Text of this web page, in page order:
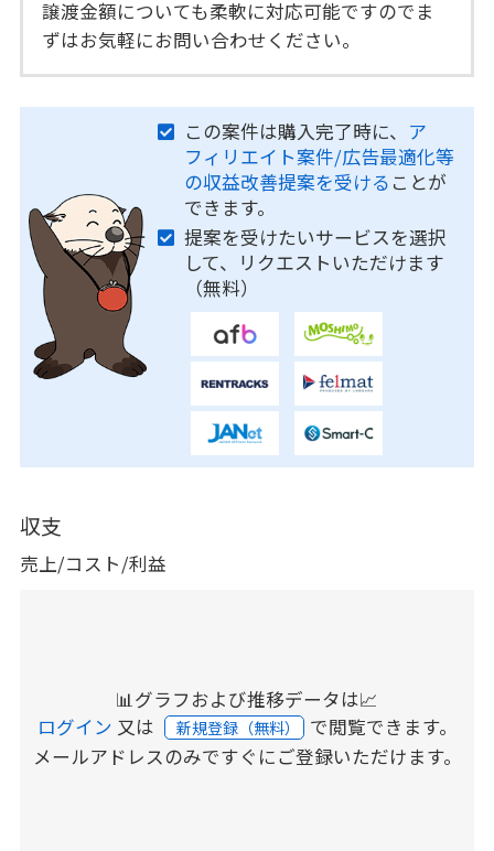
譲渡金額についても柔軟に対応可能ですのでま
ずはお気軽にお問い合わせください。
この案件は購入完了時に、 ア
フィリエイト案件/広告最適化等
の収益改善提案を受ける ことが
できます。
提案を受けたいサービスを選択
して、リクエストいただけます
（無料）
収支
売上/コスト/利益
📊グラフおよび推移データは📈
ログイン 又は 新規登録（無料） で閲覧できます。
メールアドレスのみですぐにご登録いただけます。